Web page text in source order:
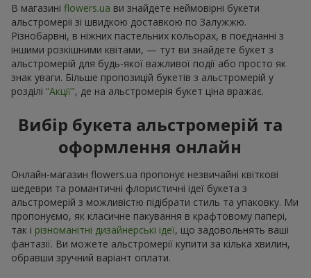
В магазині flowers.ua ви знайдете неймовірні букети
альстромеріі зі швидкою доставкою по Залужжю.
Різнобарвні, в ніжних пастельних кольорах, в поєднанні з
іншими розкішними квітами, — тут ви знайдете букет з
альстромерій для будь-якої важливої події або просто як
знак уваги. Більше пропозицій букетів з альстромерій у
розділі “Акції", де на альстромерія букет ціна вражає.
Вибір букета альстромерій та
оформлення онлайн
Онлайн-магазин flowers.ua пропонує незвичайні квіткові
шедеври та романтичні флористичні ідеї букета з
альстромерій з можливістю підібрати стиль та упаковку. Ми
пропонуємо, як класичне пакування в крафтовому папері,
так і різноманітні дизайнерські ідеї, що задовольнять ваші
фантазії. Ви можете альстромерії купити за кілька хвилин,
обравши зручний варіант оплати.